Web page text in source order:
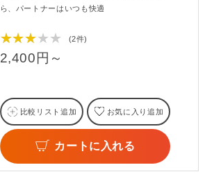
ら、パートナーはいつも快適
★★★★★ (2件)
2,400円～
比較リスト追加 お気に入り追加
カートに入れる